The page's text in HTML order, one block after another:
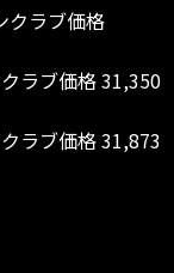
ラブ価格
ラブ価格 31,350
ラブ価格 31,873